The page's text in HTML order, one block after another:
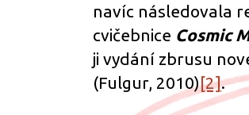
navíc následovala
cvičebnice Cosmic
ji vydání zbrusu
(Fulgur, 2010)[2].